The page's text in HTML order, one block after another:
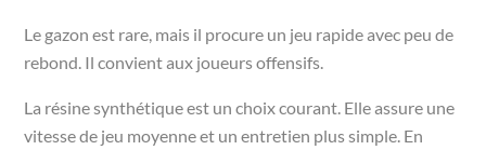
Le gazon est rare, mais il procure un jeu rapide avec peu de
rebond. Il convient aux joueurs offensifs.
La résine synthétique est un choix courant. Elle assure une
vitesse de jeu moyenne et un entretien plus simple. En